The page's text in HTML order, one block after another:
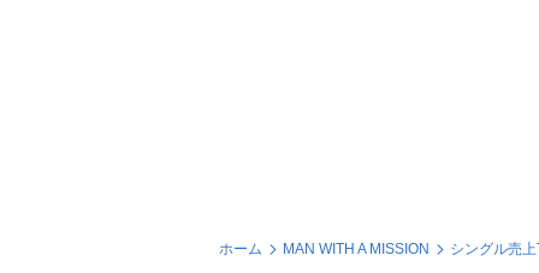
ホーム MAN WITH A MISSION シングル売